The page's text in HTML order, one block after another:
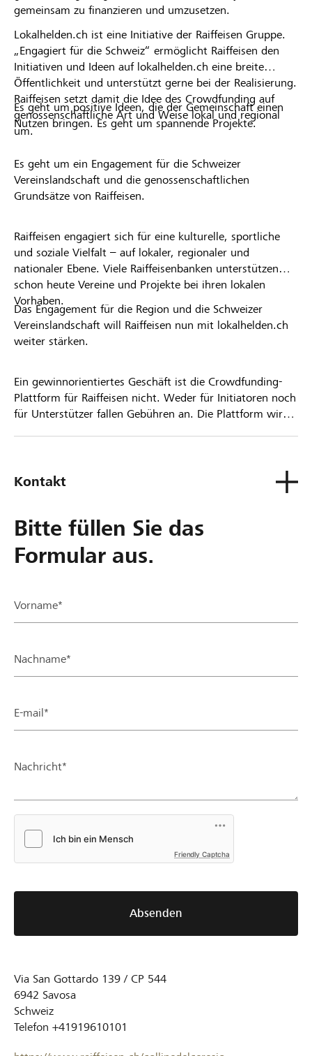
gemeinsam zu finanzieren und umzusetzen.
Lokalhelden.ch ist eine Initiative der Raiffeisen Gruppe.
„Engagiert für die Schweiz“ ermöglicht Raiffeisen den
Initiativen und Ideen auf lokalhelden.ch eine breite
Öffentlichkeit und unterstützt gerne bei der Realisierung.
Raiffeisen setzt damit die Idee des Crowdfunding auf
genossenschaftliche Art und Weise lokal und regional
um.
Es geht um positive Ideen, die der Gemeinschaft einen
Nutzen bringen. Es geht um spannende Projekte.
Es geht um ein Engagement für die Schweizer
Vereinslandschaft und die genossenschaftlichen
Grundsätze von Raiffeisen.
Raiffeisen engagiert sich für eine kulturelle, sportliche
und soziale Vielfalt – auf lokaler, regionaler und
nationaler Ebene. Viele Raiffeisenbanken unterstützen
schon heute Vereine und Projekte bei ihren lokalen
Vorhaben.
Das Engagement für die Region und die Schweizer
Vereinslandschaft will Raiffeisen nun mit lokalhelden.ch
weiter stärken.
Ein gewinnorientiertes Geschäft ist die Crowdfunding-
Plattform für Raiffeisen nicht. Weder für Initiatoren noch
für Unterstützer fallen Gebühren an. Die Plattform wird
Kontakt
Bitte füllen Sie das
Formular aus.
Vorname*
Nachname*
E-mail*
Nachricht*
Friendly Captcha
Absenden
Via San Gottardo 139 / CP 544
6942 Savosa
Schweiz
Telefon +41919610101